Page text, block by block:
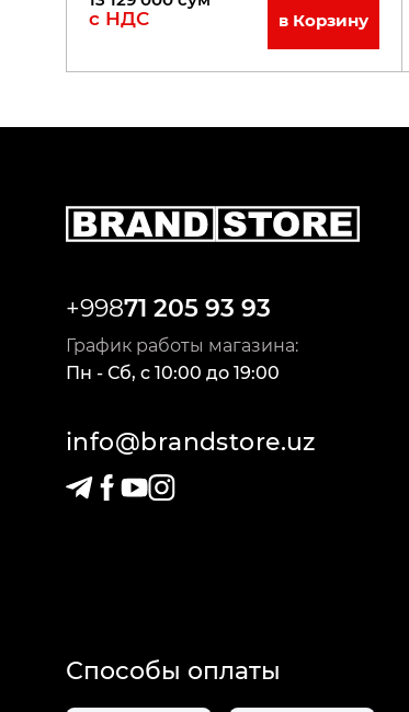
с НДС в Корзину
+99871 205 93 93
График работы магазина:
Пн - Сб, c 10:00 до 19:00
info@brandstore.uz
Способы оплаты